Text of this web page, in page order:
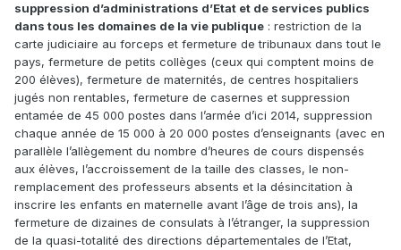
suppression d’administrations d’Etat et de services publics
dans tous les domaines de la vie publique : restriction de la
carte judiciaire au forceps et fermeture de tribunaux dans tout le
pays, fermeture de petits collèges (ceux qui comptent moins de
200 élèves), fermeture de maternités, de centres hospitaliers
jugés non rentables, fermeture de casernes et suppression
entamée de 45 000 postes dans l’armée d’ici 2014, suppression
chaque année de 15 000 à 20 000 postes d’enseignants (avec en
parallèle l’allègement du nombre d’heures de cours dispensés
aux élèves, l’accroissement de la taille des classes, le non-
remplacement des professeurs absents et la désincitation à
inscrire les enfants en maternelle avant l’âge de trois ans), la
fermeture de dizaines de consulats à l’étranger, la suppression
de la quasi-totalité des directions départementales de l’Etat,